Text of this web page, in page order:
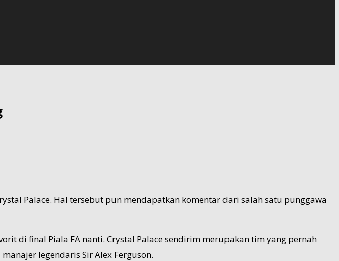
Palace. Hal tersebut pun mendapatkan komentar dari salah satu punggawa
di final Piala FA nanti. Crystal Palace sendirim merupakan tim yang pernah
legendaris Sir Alex Ferguson.